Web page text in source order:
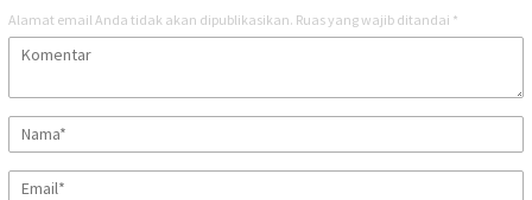
Alamat email Anda tidak akan dipublikasikan. Ruas yang wajib ditandai *